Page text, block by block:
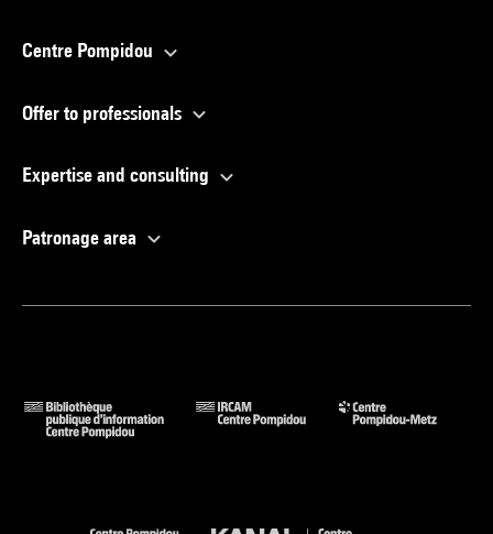
Centre Pompidou
Offer to professionals
Expertise and consulting
Patronage area